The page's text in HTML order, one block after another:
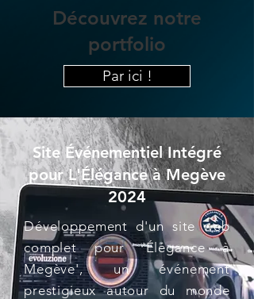
Découvrez notre
portfolio
Par ici !
Site Événementiel Intégré
pour L'Élégance à Megève
2024
Développement d'un site web
complet pour 'Élégance à
Megève', un événement
prestigieux autour du monde